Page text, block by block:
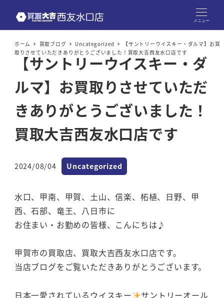
メニュー
ホーム 買取ブログ Uncategorized
【サントリーウイスキー・ダルマ】お買
取りさせていただきありがとうございました！買取大吉西友水口店です
【サントリーウイスキー・ダ
ルマ】お買取りさせていただ
きありがとうございました！
買取大吉西友水口店です
投稿日
2024/08/04 カテゴリー
Uncategorized
水口、甲南、甲賀、土山、信楽、柘植、日野、甲
西、石部、竜王、八日市に
お住まい・お勤めの皆様、こんにちは♪
甲賀市の買取店、買取大吉西友水口店です。
当店ブログをご覧いただきありがとうございます。
日本一愛されているウイスキー
サントリーオール